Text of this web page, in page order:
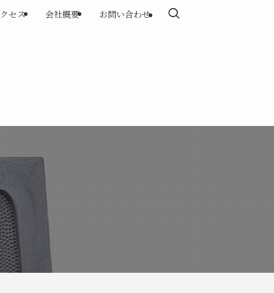
セス 会社概要 お問い合わせ